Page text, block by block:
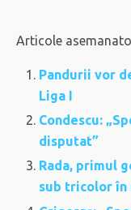
Articole
Pandurii vor
Liga I
Condescu:
disputat”
Rada, primul
sub tricolor în